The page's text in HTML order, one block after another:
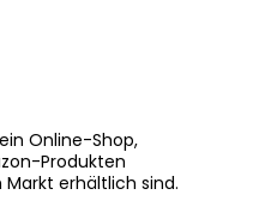
Online-Shop,
Produkten
erhältlich sind.